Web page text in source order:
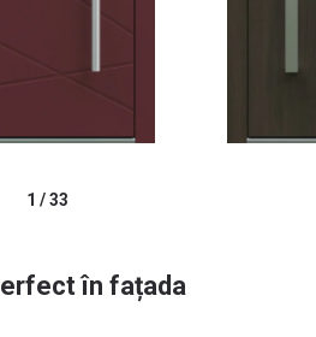
1 /33
în fațada